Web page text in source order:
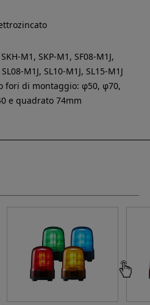
M1, SKP-M1, SF08-M1J,
M1J, SL10-M1J, SL15-M1J
fori di montaggio: φ50, φ70,
e quadrato 74mm